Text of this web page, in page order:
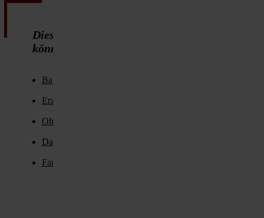
Diese ZeitenSchrift-Inhalte
könnten Sie auch interessieren
Babysprache: Komm, ich zeig dir meine Welt
Erziehung: Kinder brauchen Liebe!
Ohne Bindung keine heile Kinderwelt
Das Geheimnis der zwei glücklichen Lehrerinnen
Familienbande: Das Geheimnis richtiger Erziehung